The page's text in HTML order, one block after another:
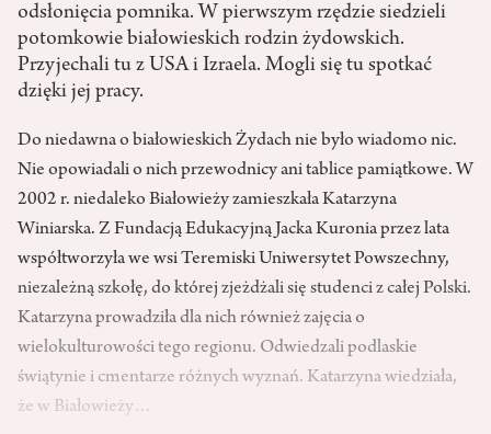
odsłonięcia pomnika. W pierwszym rzędzie siedzieli
potomkowie białowieskich rodzin żydowskich.
Przyjechali tu z USA i Izraela. Mogli się tu spotkać
dzięki jej pracy.
Do niedawna o białowieskich Żydach nie było wiadomo nic.
Nie opowiadali o nich przewodnicy ani tablice pamiątkowe. W
2002 r. niedaleko Białowieży zamieszkała Katarzyna
Winiarska. Z Fundacją Edukacyjną Jacka Kuronia przez lata
współtworzyła we wsi Teremiski Uniwersytet Powszechny,
niezależną szkołę, do której zjeżdżali się studenci z całej Polski.
Katarzyna prowadziła dla nich również zajęcia o
wielokulturowości tego regionu. Odwiedzali podlaskie
świątynie i cmentarze różnych wyznań. Katarzyna wiedziała,
że w Białowieży…